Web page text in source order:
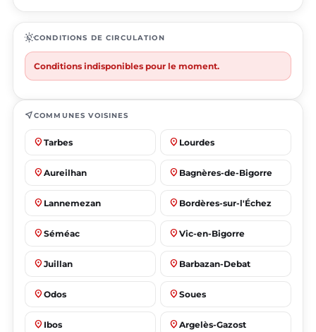
routineCONDITIONS DE CIRCULATION
Conditions indisponibles pour le moment.
near_meCOMMUNES VOISINES
place Tarbes place Lourdes
place Aureilhan place Bagnères-de-Bigorre
place Lannemezan place Bordères-sur-l'Échez
place Séméac place Vic-en-Bigorre
place Juillan place Barbazan-Debat
place Odos place Soues
place Ibos place Argelès-Gazost